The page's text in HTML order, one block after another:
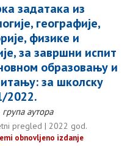
za 8.
razred
osnovne
škole na
slovačkom
jeziku
задатака из
географије,
физике и
за завршни испит
образовању и
за школску
2022.
група аутора
pregled | 2022 god.
obnovljeno izdanje